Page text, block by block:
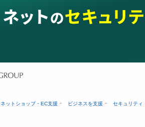
ネットショップ・EC支援 ビジネスを支援 セキュリティ